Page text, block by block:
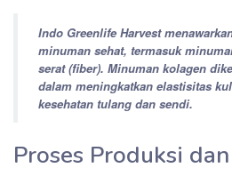
Indo Greenlife Harvest
minuman sehat, termasuk
serat (fiber). Minuman kolagen
dalam meningkatkan elastisitas
kesehatan tulang dan sendi.
Proses Produksi